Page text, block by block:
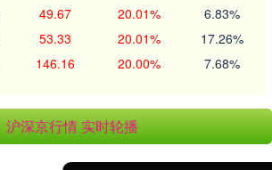
49.67 20.01% 6.83%
53.33 20.01% 17.26%
146.16 20.00% 7.68%
沪深京行情 实时轮播